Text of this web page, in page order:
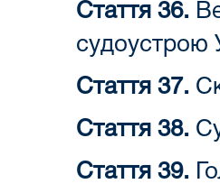
Стаття 36.
судоустрою
Стаття 37.
Стаття 38.
Стаття 39.